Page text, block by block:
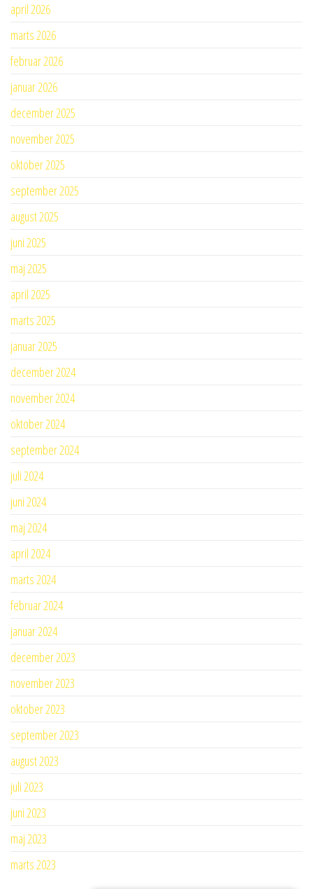
april 2026
marts 2026
februar 2026
januar 2026
december 2025
november 2025
oktober 2025
september 2025
august 2025
juni 2025
maj 2025
april 2025
marts 2025
januar 2025
december 2024
november 2024
oktober 2024
september 2024
juli 2024
juni 2024
maj 2024
april 2024
marts 2024
februar 2024
januar 2024
december 2023
november 2023
oktober 2023
september 2023
august 2023
juli 2023
juni 2023
maj 2023
marts 2023